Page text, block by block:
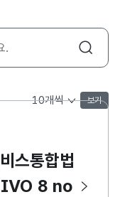
목록 표시 개수 선택
보기
스통합법
8 no